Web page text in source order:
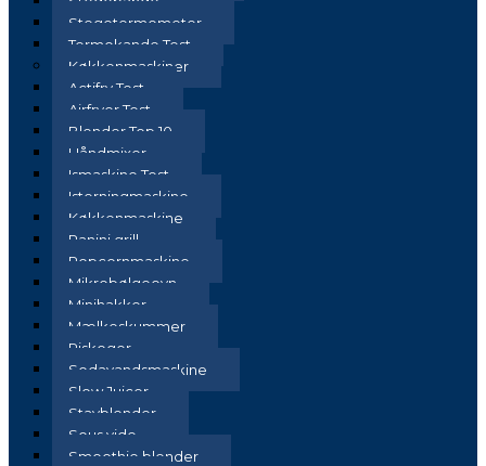
Stegetermometer
Termokande Test
Køkkenmaskiner
Actifry Test
Airfryer Test
Blender Top 10
Håndmixer
Ismaskine Test
Isterningmaskine
Køkkenmaskine
Panini grill
Popcornmaskine
Mikrobølgeovn
Minihakker
Mælkeskummer
Riskoger
Sodavandsmaskine
Slow Juicer
Stavblender
Sous vide
Smoothie blender